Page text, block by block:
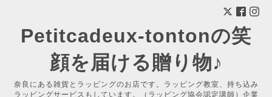
Petitcadeux-tontonの笑
顔を届ける贈り物♪
奈良にある雑貨とラッピングのお店です。ラッピング教室、持ち込み
ラッピングサービスもしています。（ラッピング協会認定講師）企業